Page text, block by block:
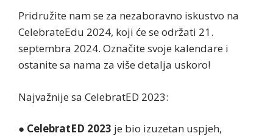
Pridružite nam se za nezaboravno iskustvo na
CelebrateEdu 2024, koji će se održati 21.
septembra 2024. Označite svoje kalendare i
ostanite sa nama za više detalja uskoro!
Najvažnije sa CelebratED 2023:
● CelebratED 2023 je bio izuzetan uspjeh,